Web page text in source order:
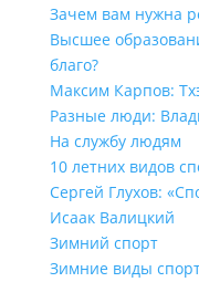
Зачем вам нужна
Высшее
благо?
Максим Карпов:
Разные люди:
На службу людям
10 летних видов
Сергей Глухов:
Исаак Валицкий
Зимний спорт
Зимние виды